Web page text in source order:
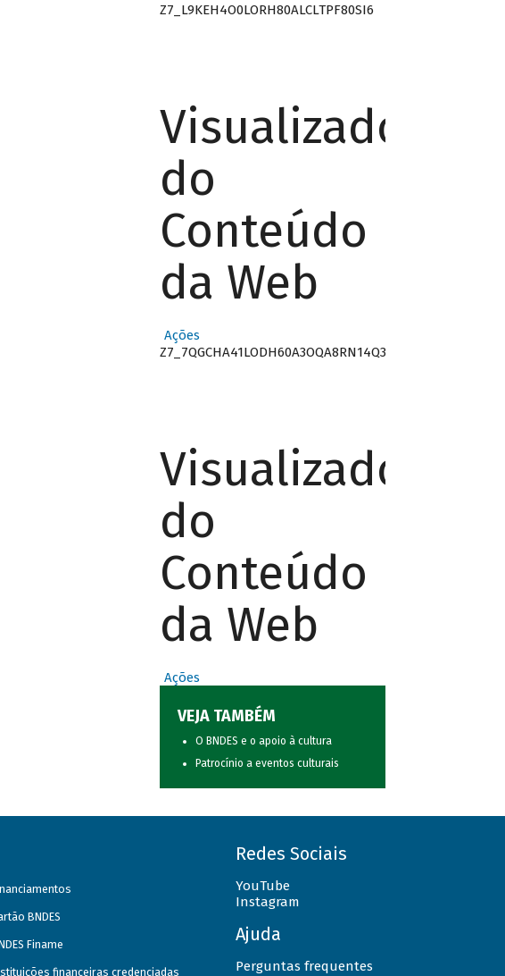
Z7_L9KEH4O0LORH80ALCLTPF80SI6
Visualizador
do
Conteúdo
da Web
Ações
Z7_7QGCHA41LODH60A3OQA8RN14Q3
Visualizador
do
Conteúdo
da Web
Ações
VEJA TAMBÉM
O BNDES e o apoio à cultura
Patrocínio a eventos culturais
BNDES
Finame
financeiras credenciadas
Redes Sociais
YouTube
Instagram
Ajuda
Perguntas frequentes